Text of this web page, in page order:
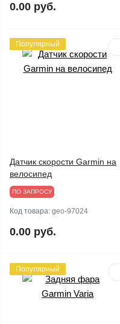
0.00 руб.
Популярный
Датчик скорости Garmin на
велосипед
ПО ЗАПРОСУ
Код товара: geo-97024
0.00 руб.
Популярный